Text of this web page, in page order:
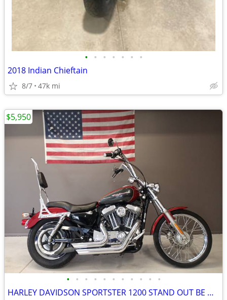
• • • • • • •
2018 Indian Chieftain
8/7 47k mi
• • • • • • • • • • •
HARLEY DAVIDSON SPORTSTER 1200 STAND OUT BE DIFFRENT
$5,950